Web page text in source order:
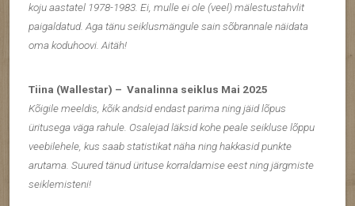
koju aastatel 1978-1983. Ei, mulle ei ole (veel) mälestustahvlit
paigaldatud. Aga tänu seiklusmängule sain sõbrannale näidata
oma koduhoovi. Aitäh!
Tiina (Wallestar) – Vanalinna seiklus Mai 2025
Kõigile meeldis, kõik andsid endast parima ning jäid lõpus
üritusega väga rahule. Osalejad läksid kohe peale seikluse lõppu
veebilehele, kus saab statistikat näha ning hakkasid punkte
arutama. Suured tänud ürituse korraldamise eest ning järgmiste
seiklemisteni!